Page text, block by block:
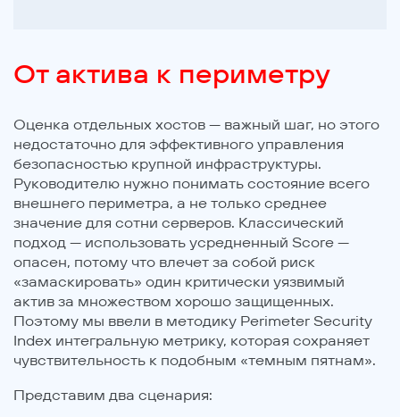
От актива к периметру
Оценка отдельных хостов — важный шаг, но этого
недостаточно для эффективного управления
безопасностью крупной инфраструктуры.
Руководителю нужно понимать состояние всего
внешнего периметра, а не только среднее
значение для сотни серверов. Классический
подход — использовать усредненный Score —
опасен, потому что влечет за собой риск
«замаскировать» один критически уязвимый
актив за множеством хорошо защищенных.
Поэтому мы ввели в методику Perimeter Security
Index интегральную метрику, которая сохраняет
чувствительность к подобным «темным пятнам».
Представим два сценария: